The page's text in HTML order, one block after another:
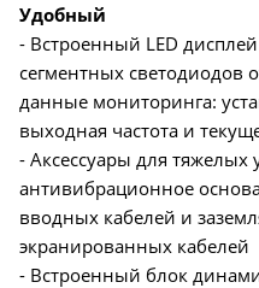
Удобный
- Встроенный LED
сегментных светодиодов
данные мониторинга:
выходная частота и
- Аксессуары для тяжелых
антивибрационное
вводных кабелей и
экранированных кабелей
- Встроенный блок